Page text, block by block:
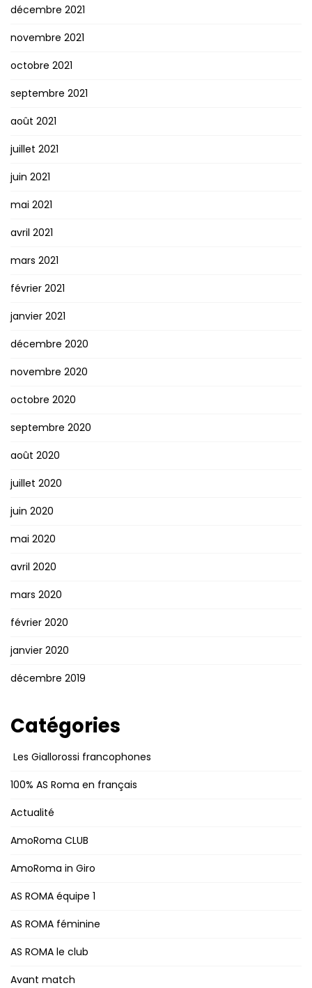
décembre 2021
novembre 2021
octobre 2021
septembre 2021
août 2021
juillet 2021
juin 2021
mai 2021
avril 2021
mars 2021
février 2021
janvier 2021
décembre 2020
novembre 2020
octobre 2020
septembre 2020
août 2020
juillet 2020
juin 2020
mai 2020
avril 2020
mars 2020
février 2020
janvier 2020
décembre 2019
Catégories
Les Giallorossi francophones
100% AS Roma en français
Actualité
AmoRoma CLUB
AmoRoma in Giro
AS ROMA équipe 1
AS ROMA féminine
AS ROMA le club
Avant match